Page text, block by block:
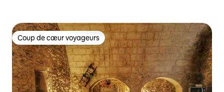
Coup de cœur voyageurs
Coup de cœur voyageurs